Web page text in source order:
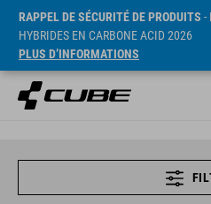
RAPPEL DE SÉCURITÉ DE PRODUITS -
HYBRIDES EN CARBONE ACID 2026
PLUS D’INFORMATIONS